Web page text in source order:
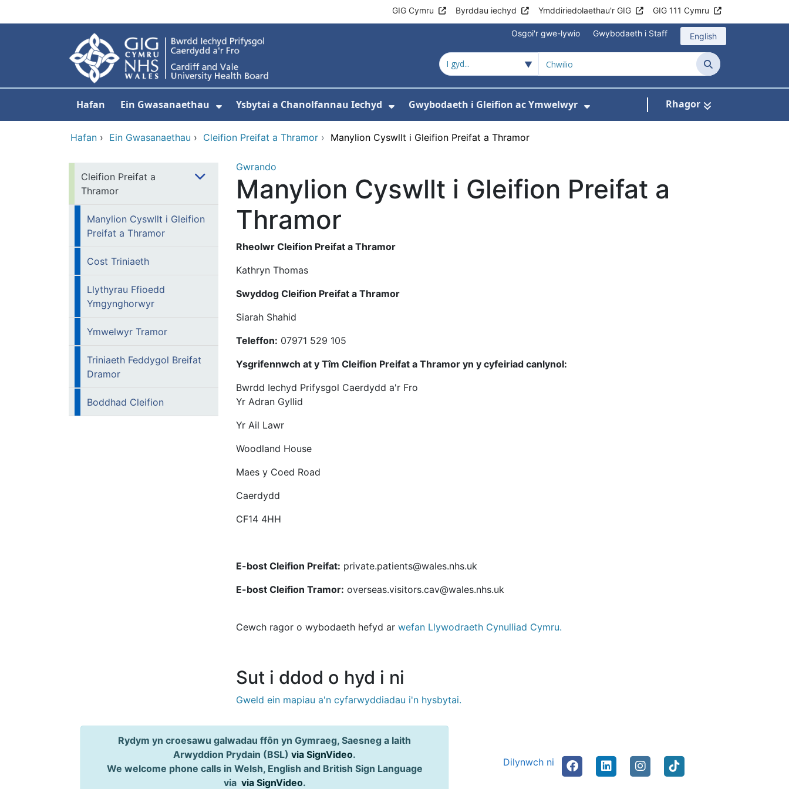
GIG Cymru Byrddau iechyd Ymddiriedolaethau'r GIG GIG 111 Cymru
Osgoi'r gwe-lywio Gwybodaeth i Staff English
Chwilio
Hafan Ein Gwasanaethau Ysbytai a Chanolfannau Iechyd Gwybodaeth i Gleifion ac Ymwelwyr Rhagor
Hafan › Ein Gwasanaethau › Cleifion Preifat a Thramor › Manylion Cyswllt i Gleifion Preifat a Thramor
Cleifion Preifat a
Thramor
Manylion Cyswllt i Gleifion
Preifat a Thramor
Cost Triniaeth
Llythyrau Ffioedd
Ymgynghorwyr
Ymwelwyr Tramor
Triniaeth Feddygol Breifat
Dramor
Boddhad Cleifion
Gwrando
Manylion Cyswllt i Gleifion Preifat a
Thramor
Rheolwr Cleifion Preifat a Thramor
Kathryn Thomas
Swyddog Cleifion Preifat a Thramor
Siarah Shahid
Teleffon: 07971 529 105
Ysgrifennwch at y Tîm Cleifion Preifat a Thramor yn y cyfeiriad canlynol:
Bwrdd Iechyd Prifysgol Caerdydd a'r Fro
Yr Adran Gyllid
Yr Ail Lawr
Woodland House
Maes y Coed Road
Caerdydd
CF14 4HH
E-bost Cleifion Preifat: private.patients@wales.nhs.uk
E-bost Cleifion Tramor: overseas.visitors.cav@wales.nhs.uk
Cewch ragor o wybodaeth hefyd ar wefan Llywodraeth Cynulliad Cymru.
Sut i ddod o hyd i ni
Gweld ein mapiau a'n cyfarwyddiadau i'n hysbytai.
Rydym yn croesawu galwadau ffôn yn Gymraeg, Saesneg a Iaith
Arwyddion Prydain (BSL)via SignVideo.
We welcome phone calls in Welsh, English and British Sign Language
via via SignVideo.
Dilynwch ni